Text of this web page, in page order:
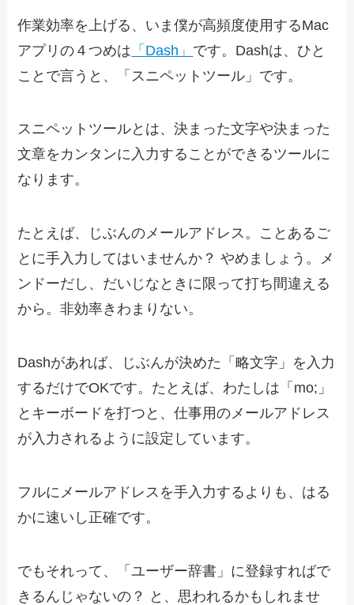
作業効率を上げる、いま僕が高頻度使用するMac
アプリの４つめは 「Dash」 です。Dashは、ひと
ことで言うと、「スニペットツール」です。
スニペットツールとは、決まった文字や決まった
文章をカンタンに入力することができるツールに
なります。
たとえば、じぶんのメールアドレス。ことあるご
とに手入力してはいませんか？ やめましょう。メ
ンドーだし、だいじなときに限って打ち間違える
から。非効率きわまりない。
Dashがあれば、じぶんが決めた「略文字」を入力
するだけでOKです。たとえば、わたしは「mo;」
とキーボードを打つと、仕事用のメールアドレス
が入力されるように設定しています。
フルにメールアドレスを手入力するよりも、はる
かに速いし正確です。
でもそれって、「ユーザー辞書」に登録すればで
きるんじゃないの？ と、思われるかもしれませ